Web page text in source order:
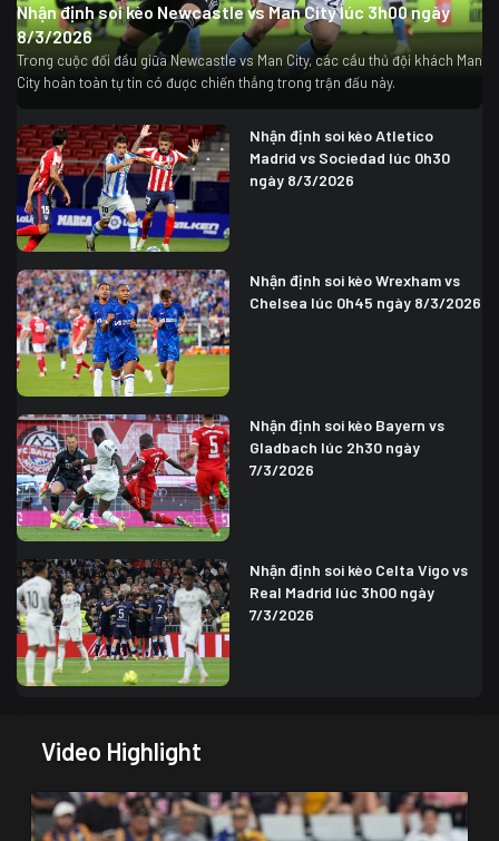
Nhận định soi kèo Newcastle vs Man City lúc 3h00 ngày
8/3/2026
Trong cuộc đối đầu giữa Newcastle vs Man City, các cầu thủ đội khách Man
City hoàn toàn tự tin có được chiến thắng trong trận đấu này.
Nhận định soi kèo Atletico
Madrid vs Sociedad lúc 0h30
ngày 8/3/2026
Nhận định soi kèo Wrexham vs
Chelsea lúc 0h45 ngày 8/3/2026
Nhận định soi kèo Bayern vs
Gladbach lúc 2h30 ngày
7/3/2026
Nhận định soi kèo Celta Vigo vs
Real Madrid lúc 3h00 ngày
7/3/2026
Video Highlight